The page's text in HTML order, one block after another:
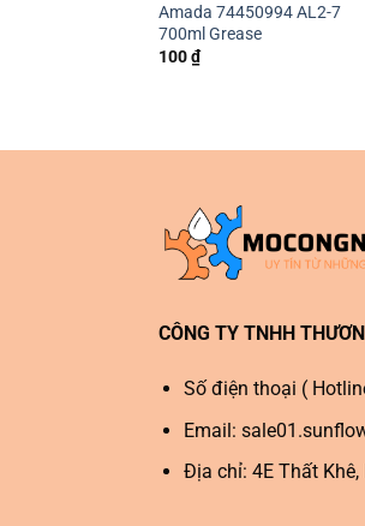
Amada 74450994 AL2-7
700ml Grease
100₫
CÔNG TY TNHH
Số điện thoại (
Email:
Địa chỉ: 4E Thất